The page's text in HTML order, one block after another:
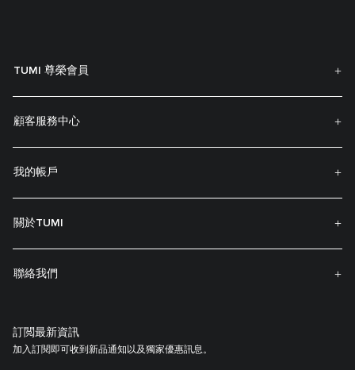
TUMI 尊榮會員
顧客服務中心
我的帳戶
關於TUMI
聯絡我們
訂閲最新資訊
加入訂閱即可收到新品通知以及獨家優惠訊息。